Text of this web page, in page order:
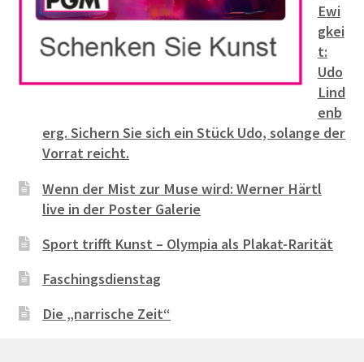
Ewi
gkei
t:
Udo
Lind
enb
erg. Sichern Sie sich ein Stück Udo, solange der
Vorrat reicht.
Wenn der Mist zur Muse wird: Werner Härtl
live in der Poster Galerie
Sport trifft Kunst – Olympia als Plakat-Rarität
Faschingsdienstag
Die „narrische Zeit“